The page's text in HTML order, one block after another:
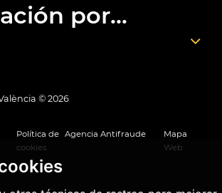
por...
© 2026
Política de
cookies
Agencia Antifraude
Mapa
Web